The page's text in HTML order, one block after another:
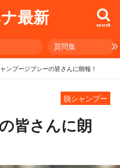
最新 search
質問集
ンプージプシーの皆さんに朗報！
脱シャンプー
皆さんに朗